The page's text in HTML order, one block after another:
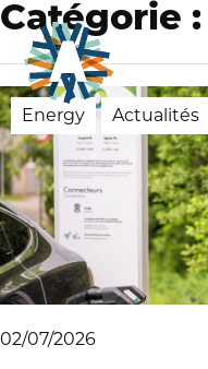
Aller
contenu
Catégorie
Energy Actualités
02/07/2026